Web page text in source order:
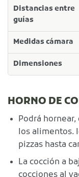
Distancias entre
guías
Medidas cámara
Dimensiones
HORNO DE
Podrá
los alimentos.
pizzas hasta
La cocción a